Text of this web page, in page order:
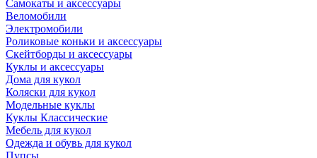
Самокаты и аксессуары
Веломобили
Электромобили
Роликовые коньки и аксессуары
Скейтборды и аксессуары
Куклы и аксессуары
Дома для кукол
Коляски для кукол
Модельные куклы
Куклы Классические
Мебель для кукол
Одежда и обувь для кукол
Пупсы